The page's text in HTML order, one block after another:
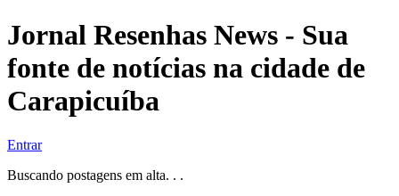
Jornal Resenhas News - Sua
fonte de notícias na cidade de
Carapicuíba
Entrar
Buscando postagens em alta. . .